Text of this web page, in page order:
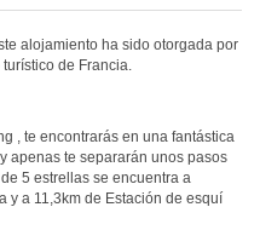
alojamiento ha sido otorgada por
de Francia.
, te encontrarás en una fantástica
apenas te separarán unos pasos
5 estrellas se encuentra a
y a 11,3km de Estación de esquí